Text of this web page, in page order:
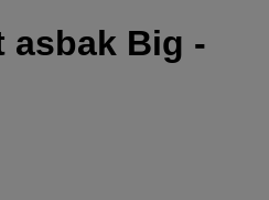
asbak Big -